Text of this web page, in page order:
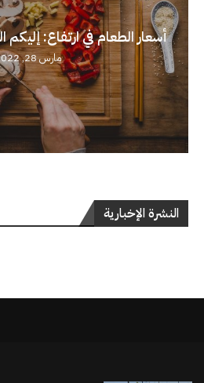
أسعار الطعام في ارتفاع:
مارس 28, 2022
النشرة الإخبارية